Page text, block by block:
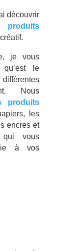
découvrir
produits
je vous
le
Nous
produits
les
encres et
vous
à vos